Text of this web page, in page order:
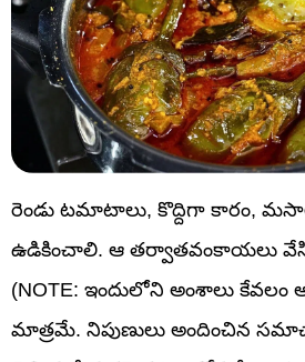
రెండు టమాటాలు, కొద్దిగా కారం,
ఉడికించాలి. ఆ తర్వాతవంకాయలు
(NOTE: ఇందులోని అంశాలు
మాత్రమే. నిపుణులు అందించిన